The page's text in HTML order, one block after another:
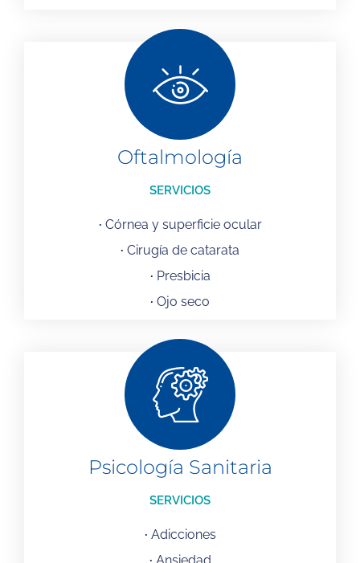
Oftalmología
SERVICIOS
· Córnea y superficie ocular
· Cirugía de catarata
· Presbicia
· Ojo seco
Psicología Sanitaria
SERVICIOS
· Adicciones